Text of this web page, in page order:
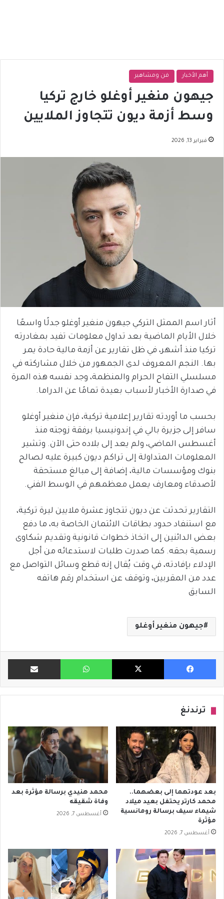
أهم الأخبار فن ومشاهير
جيهون منغير أوغلو خارج تركيا
وسط أزمة ديون تتجاوز الملايين
فبراير 13, 2026
أثار اسم الممثل التركي جيهون منغير أوغلو جدلًا واسعًا
خلال الأيام الماضية بعد تداول معلومات تفيد بمغادرته
تركيا منذ أشهر، في ظل تقارير عن أزمة مالية حادة يمر
بها. النجم المعروف لدى الجمهور من خلال مشاركته في
مسلسلي التفاح الحرام والمنظمة، وجد نفسه هذه المرة
في صدارة الأخبار لأسباب بعيدة تمامًا عن الدراما.
بحسب ما أوردته تقارير إعلامية تركية، فإن منغير أوغلو
سافر إلى جزيرة بالي في إندونيسيا برفقة زوجته منذ
أغسطس الماضي، ولم يعد إلى بلاده حتى الآن. وتشير
المعلومات المتداولة إلى تراكم ديون كبيرة عليه لصالح
بنوك ومؤسسات مالية، إضافة إلى مبالغ مستحقة
لأصدقاء ومعارف يعمل معظمهم في الوسط الفني.
التقارير تحدثت عن ديون تتجاوز عشرة ملايين ليرة تركية،
مع استنفاد حدود بطاقات الائتمان الخاصة به، ما دفع
بعض الدائنين إلى اتخاذ خطوات قانونية وتقديم شكاوى
رسمية بحقه. كما صدرت طلبات لاستدعائه من أجل
الإدلاء بإفادته، في وقت يُقال إنه قطع وسائل التواصل مع
عدد من المقربين، وتوقف عن استخدام رقم هاتفه
السابق
جيهون منغير أوغلو
فيسبوك X واتساب مشاركة
ترندنغ
بعد عودتهما إلى بعضهما..
محمد كارتر يحتفل بعيد ميلاد
شيماء سيف برسالة رومانسية
مؤثرة
أغسطس 7, 2026
محمد هنيدي برسالة مؤثرة بعد
وفاة شقيقه
أغسطس 7, 2026